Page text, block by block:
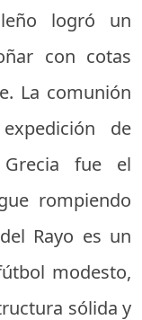
logró un
con cotas
La comunión
de
Grecia fue el
rompiendo
Rayo es un
modesto,
sólida y